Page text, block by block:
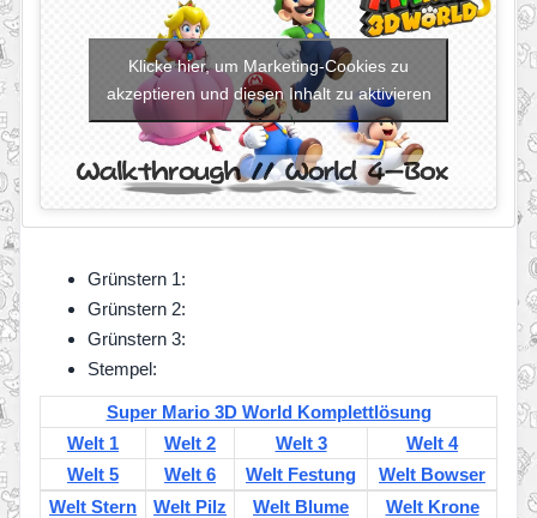
Klicke hier, um Marketing-Cookies zu
akzeptieren und diesen Inhalt zu aktivieren
Grünstern 1:
Grünstern 2:
Grünstern 3:
Stempel:
Super Mario 3D World Komplettlösung
Welt 1
Welt 2 Welt 3
Welt 4
Welt 5
Welt 6 Welt Festung
Welt Bowser
Welt Stern
Welt Pilz Welt Blume Welt Krone